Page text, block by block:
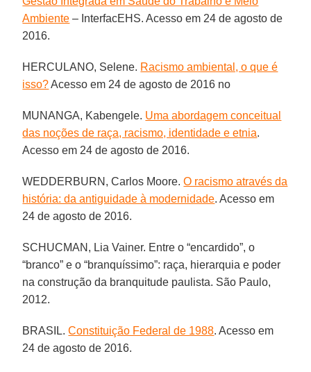
Ambiente – InterfacEHS. Acesso em 24 de agosto de
2016.
HERCULANO, Selene. Racismo ambiental, o que é
isso?Acesso em 24 de agosto de 2016 no
MUNANGA, Kabengele. Uma abordagem conceitual
das noções de raça, racismo, identidade e etnia.
Acesso em 24 de agosto de 2016.
WEDDERBURN, Carlos Moore.O racismo através da
história: da antiguidade à modernidade. Acesso em
24 de agosto de 2016.
SCHUCMAN, Lia Vainer. Entre o “encardido”, o
“branco” e o “branquíssimo”: raça, hierarquia e poder
na construção da branquitude paulista. São Paulo,
2012.
BRASIL.Constituição Federal de 1988. Acesso em
24 de agosto de 2016.